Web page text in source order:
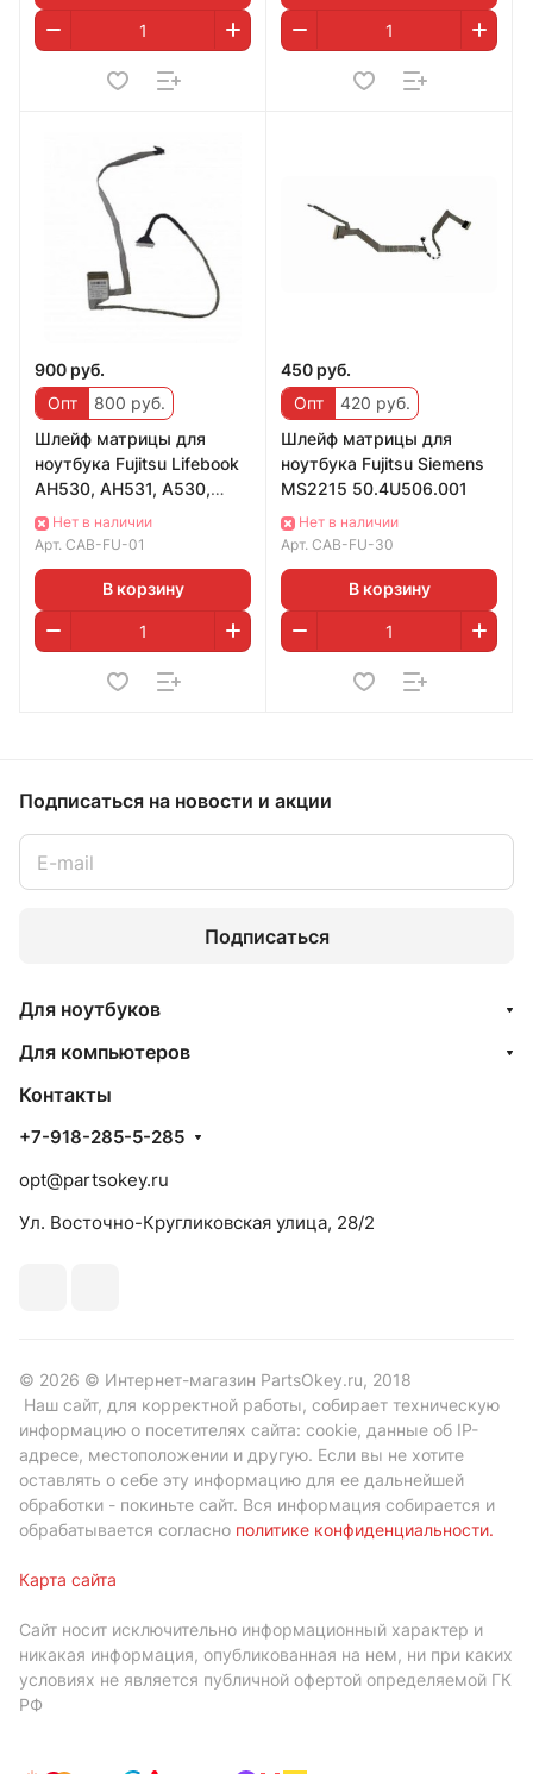
900 руб.
Опт
800 руб.
Шлейф матрицы для
ноутбука Fujitsu Lifebook
AH530, AH531, A530,
A531, DD0FH2LC000
Нет в наличии
Арт. CAB-FU-01
В корзину
450 руб.
Опт
420 руб.
Шлейф матрицы для
ноутбука Fujitsu Siemens
MS2215 50.4U506.001
Нет в наличии
Арт. CAB-FU-30
В корзину
Подписаться на новости и акции
Подписаться
Для ноутбуков
Для компьютеров
Контакты
+7-918-285-5-285
opt@partsokey.ru
Ул. Восточно-Кругликовская улица, 28/2
© 2026 © Интернет-магазин PartsOkey.ru, 2018
Наш сайт, для корректной работы, собирает техническую
информацию о посетителях сайта: cookie, данные об IP-
адресе, местоположении и другую. Если вы не хотите
оставлять о себе эту информацию для ее дальнейшей
обработки - покиньте сайт. Вся информация собирается и
обрабатывается согласно политике конфиденциальности.
Карта сайта
Сайт носит исключительно информационный характер и
никакая информация, опубликованная на нем, ни при каких
условиях не является публичной офертой определяемой ГК
РФ